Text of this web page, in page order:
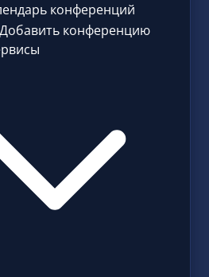
конференций
Добавить конференцию